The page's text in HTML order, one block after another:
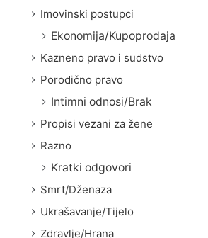
Imovinski postupci
Ekonomija/Kupoprodaja
Kazneno pravo i sudstvo
Porodično pravo
Intimni odnosi/Brak
Propisi vezani za žene
Razno
Kratki odgovori
Smrt/Dženaza
Ukrašavanje/Tijelo
Zdravlje/Hrana